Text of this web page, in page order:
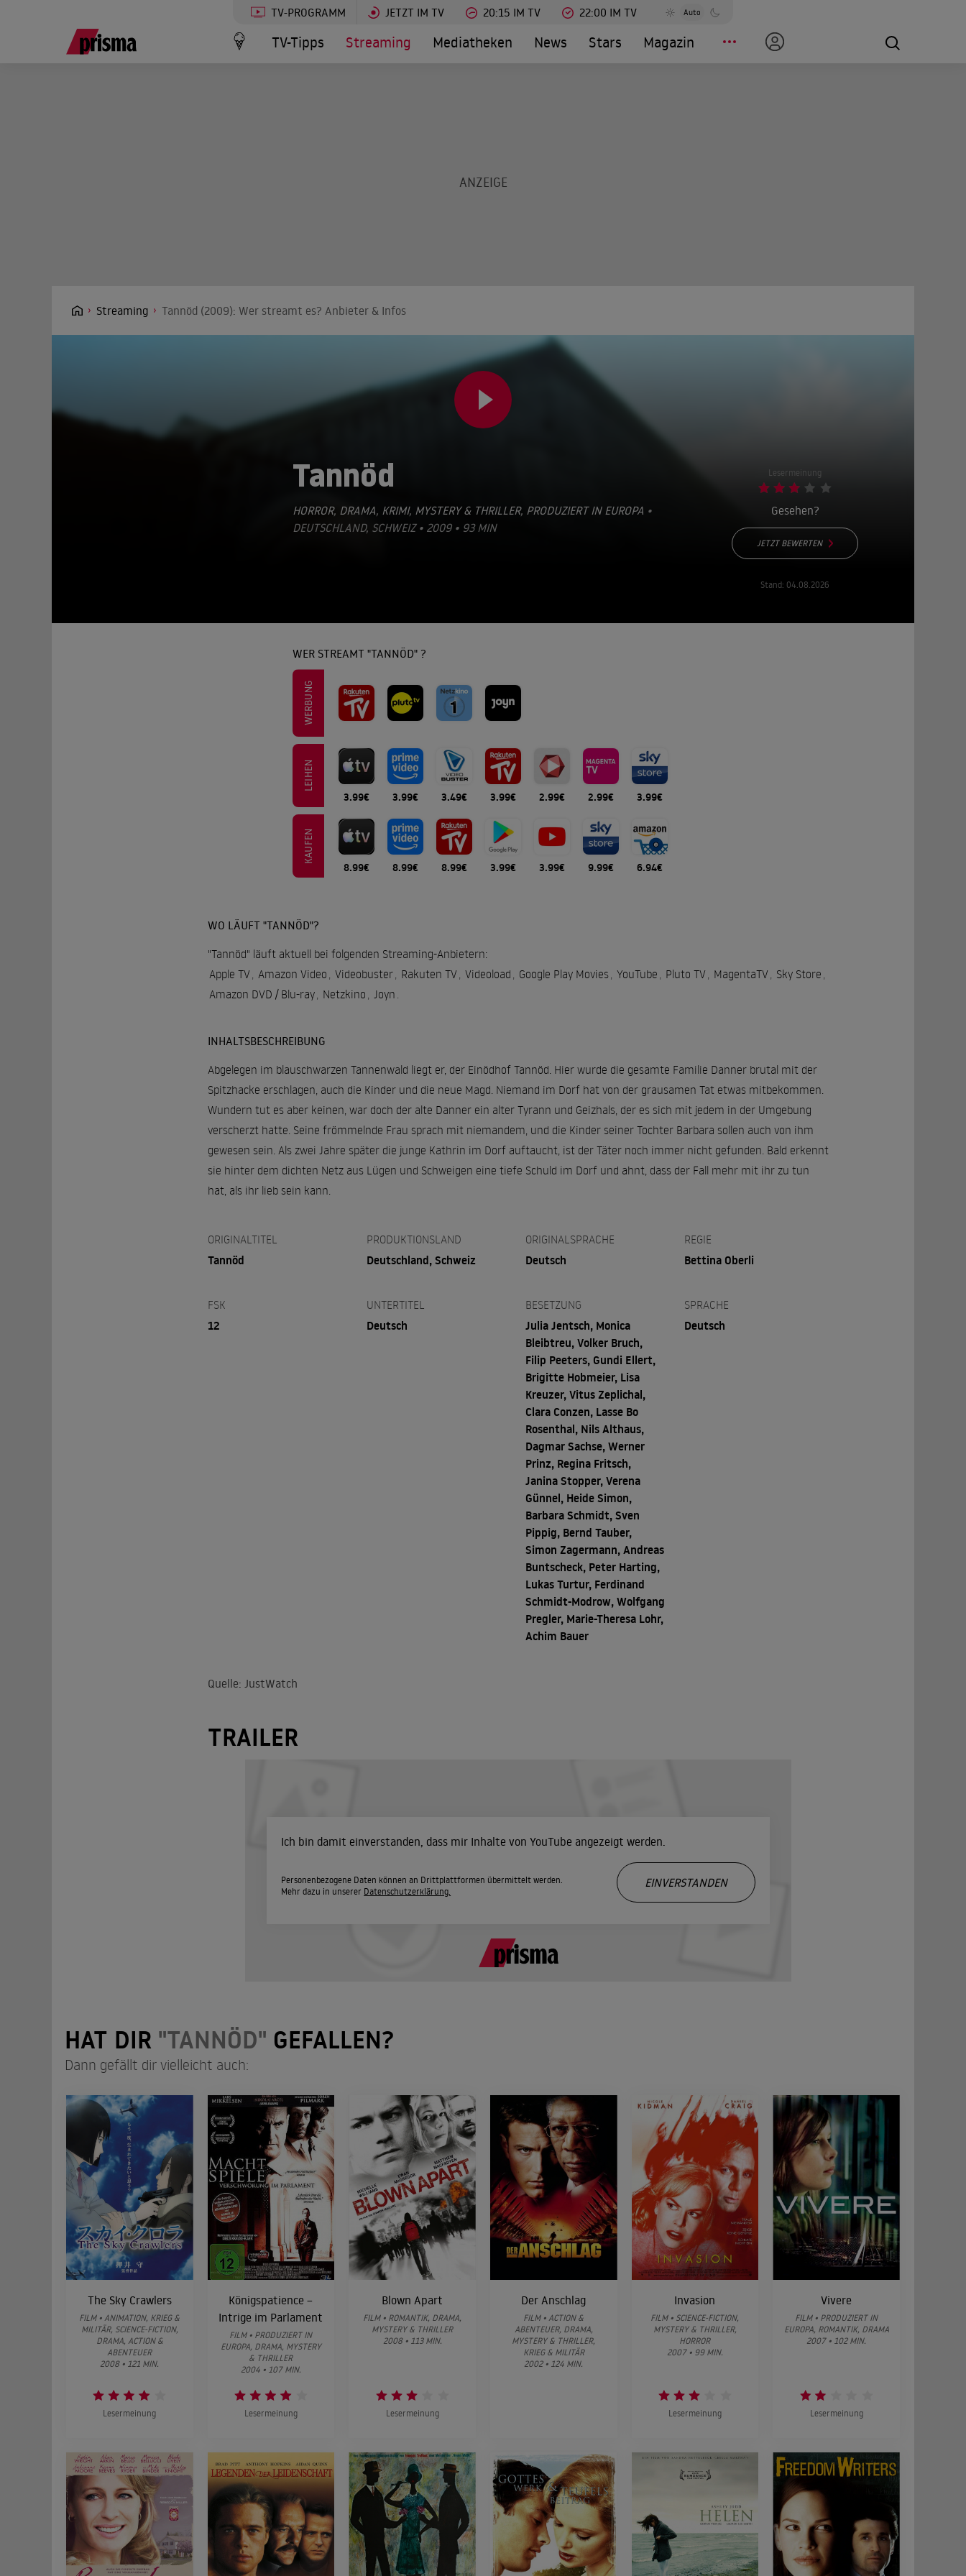
TV-PROGRAMM JETZT IM TV 20:15 IM TV 22:00 IM TV Auto
TV-Tipps Streaming Mediatheken News Stars Magazin
Streaming Tannöd (2009): Wer streamt es? Anbieter & Infos
Tannöd
HORROR, DRAMA, KRIMI, MYSTERY & THRILLER, PRODUZIERT IN EUROPA •
DEUTSCHLAND, SCHWEIZ • 2009 • 93 MIN
Lesermeinung
Gesehen?
JETZT BEWERTEN
Stand: 04.08.2026
WER STREAMT "TANNÖD" ?
WERBUNG
LEIHEN
3.99€ 3.99€ 3.49€ 3.99€ 2.99€ 2.99€ 3.99€
KAUFEN
8.99€ 8.99€ 8.99€ 3.99€ 3.99€ 9.99€ 6.94€
WO LÄUFT "TANNÖD"?
"Tannöd" läuft aktuell bei folgenden Streaming-Anbietern:
Apple TV, Amazon Video , Videobuster, Rakuten TV, Videoload , Google Play Movies, YouTube , Pluto TV, MagentaTV, Sky Store ,
Amazon DVD / Blu-ray, Netzkino , Joyn .
INHALTSBESCHREIBUNG
Abgelegen im blauschwarzen Tannenwald liegt er, der Einödhof Tannöd. Hier wurde die gesamte Familie Danner brutal mit der
Spitzhacke erschlagen, auch die Kinder und die neue Magd. Niemand im Dorf hat von der grausamen Tat etwas mitbekommen.
Wundern tut es aber keinen, war doch der alte Danner ein alter Tyrann und Geizhals, der es sich mit jedem in der Umgebung
verscherzt hatte. Seine frömmelnde Frau sprach mit niemandem, und die Kinder seiner Tochter Barbara sollen auch von ihm
gewesen sein. Als zwei Jahre später die junge Kathrin im Dorf auftaucht, ist der Täter noch immer nicht gefunden. Bald erkennt
sie hinter dem dichten Netz aus Lügen und Schweigen eine tiefe Schuld im Dorf und ahnt, dass der Fall mehr mit ihr zu tun
hat, als ihr lieb sein kann.
ORIGINALTITEL
Tannöd
PRODUKTIONSLAND
Deutschland, Schweiz
ORIGINALSPRACHE
Deutsch
REGIE
Bettina Oberli
FSK
12
UNTERTITEL
Deutsch
BESETZUNG
Julia Jentsch, Monica
Bleibtreu, Volker Bruch,
Filip Peeters, Gundi Ellert,
Brigitte Hobmeier, Lisa
Kreuzer, Vitus Zeplichal,
Clara Conzen, Lasse Bo
Rosenthal, Nils Althaus,
Dagmar Sachse, Werner
Prinz, Regina Fritsch,
Janina Stopper, Verena
Günnel, Heide Simon,
Barbara Schmidt, Sven
Pippig, Bernd Tauber,
Simon Zagermann, Andreas
Buntscheck, Peter Harting,
Lukas Turtur, Ferdinand
Schmidt-Modrow, Wolfgang
Pregler, Marie-Theresa Lohr,
Achim Bauer
SPRACHE
Deutsch
Quelle: JustWatch
TRAILER
Ich bin damit einverstanden, dass mir Inhalte von YouTube angezeigt werden.
Personenbezogene Daten können an Drittplattformen übermittelt werden.
Mehr dazu in unserer Datenschutzerklärung.
EINVERSTANDEN
HAT DIR "TANNÖD" GEFALLEN?
Dann gefällt dir vielleicht auch:
The Sky Crawlers
FILM • ANIMATION, KRIEG &
MILITÄR, SCIENCE-FICTION,
DRAMA, ACTION &
ABENTEUER
2008 • 121 MIN.
Lesermeinung
Königspatience –
Intrige im Parlament
FILM • PRODUZIERT IN
EUROPA, DRAMA, MYSTERY
& THRILLER
2004 • 107 MIN.
Lesermeinung
Blown Apart
FILM • ROMANTIK, DRAMA,
MYSTERY & THRILLER
2008 • 113 MIN.
Lesermeinung
Der Anschlag
FILM • ACTION &
ABENTEUER, DRAMA,
MYSTERY & THRILLER,
KRIEG & MILITÄR
2002 • 124 MIN.
Invasion
FILM • SCIENCE-FICTION,
MYSTERY & THRILLER,
HORROR
2007 • 99 MIN.
Lesermeinung
Vivere
FILM • PRODUZIERT IN
EUROPA, ROMANTIK, DRAMA
2007 • 102 MIN.
Lesermeinung